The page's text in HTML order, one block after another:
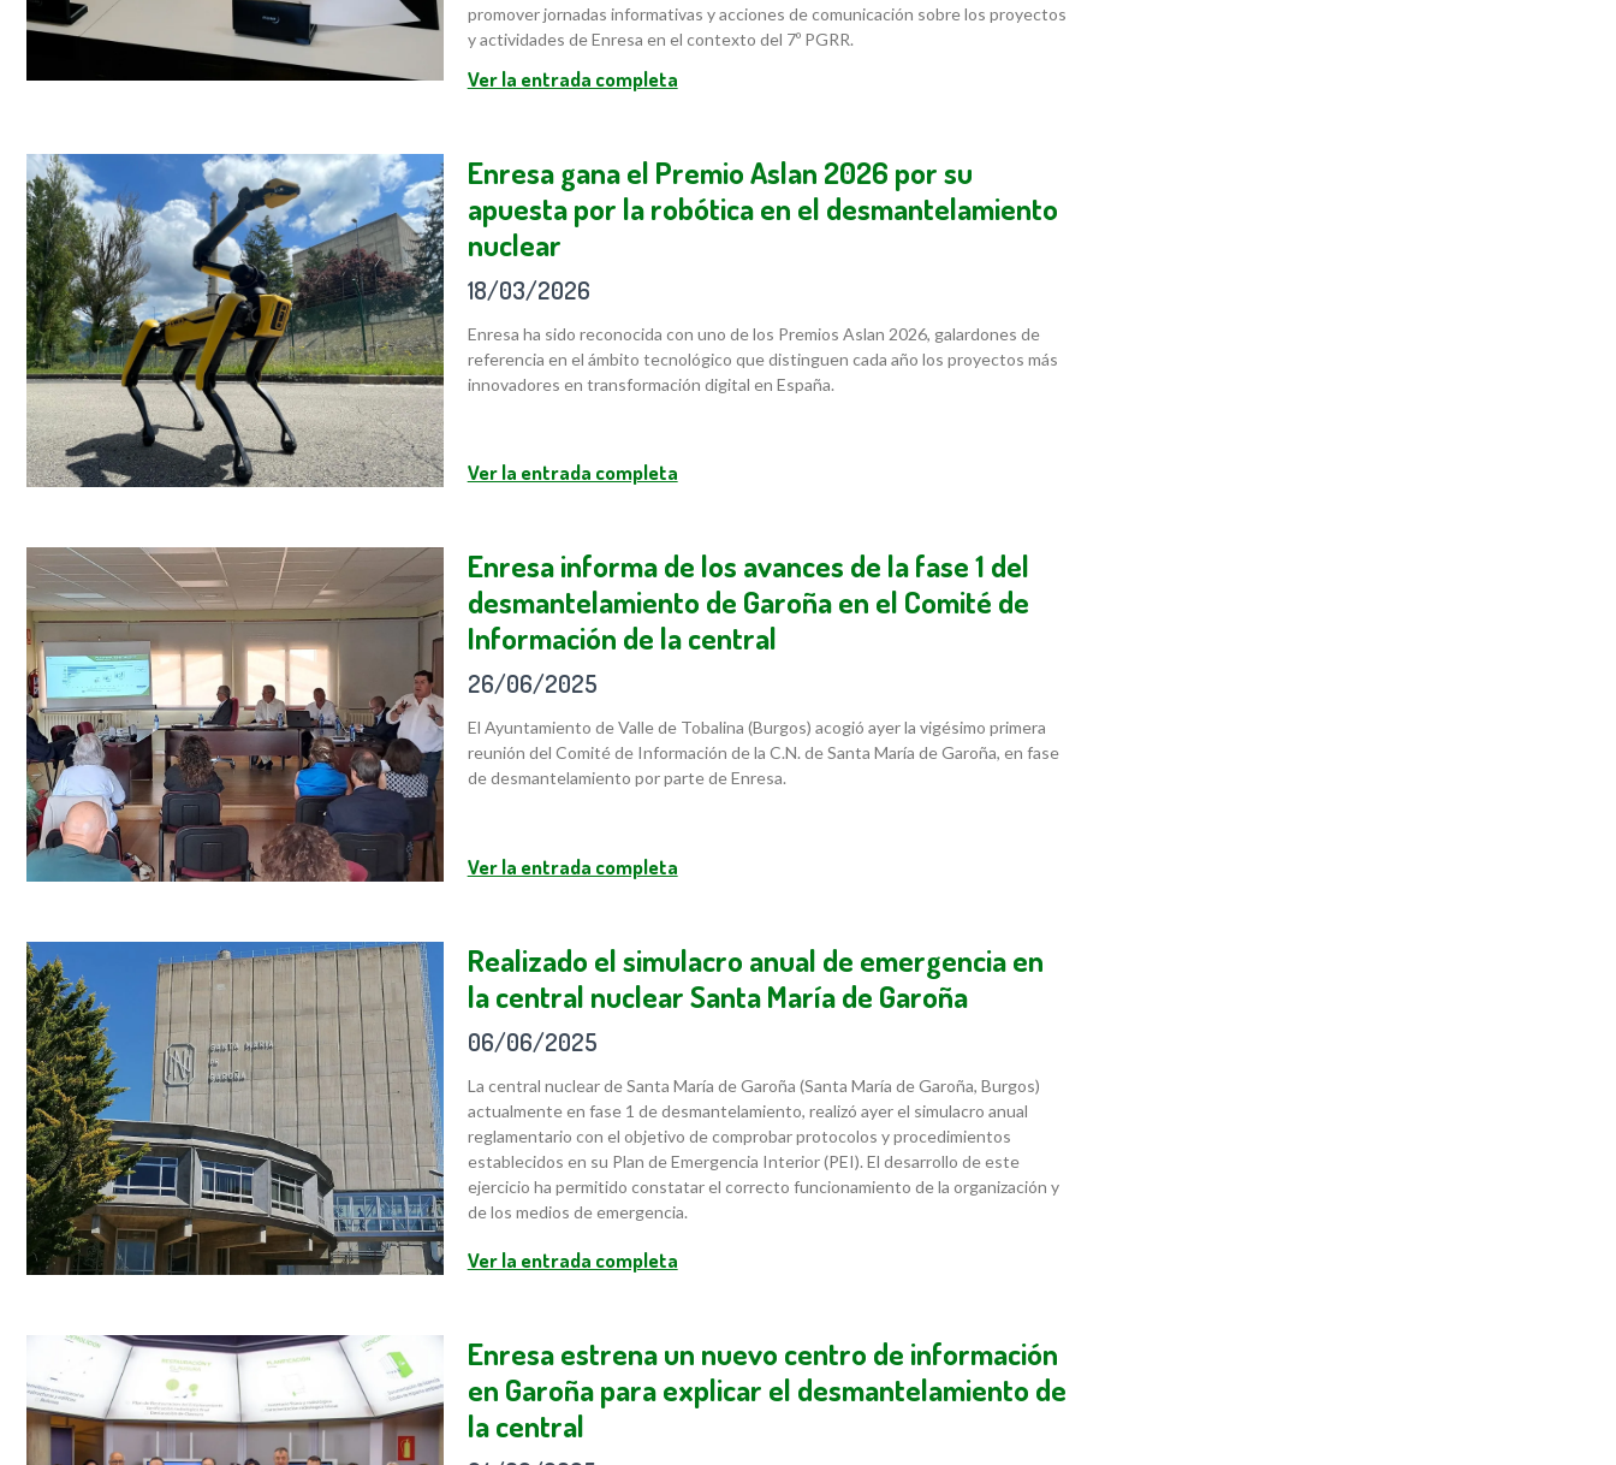
promover jornadas informativas y acciones de comunicación sobre los proyectos
y actividades de Enresa en el contexto del 7º PGRR.
Ver la entrada completa
Enresa gana el Premio Aslan 2026 por su
apuesta por la robótica en el desmantelamiento
nuclear
18/03/2026
Enresa ha sido reconocida con uno de los Premios Aslan 2026, galardones de
referencia en el ámbito tecnológico que distinguen cada año los proyectos más
innovadores en transformación digital en España.
Ver la entrada completa
Enresa informa de los avances de la fase 1 del
desmantelamiento de Garoña en el Comité de
Información de la central
26/06/2025
El Ayuntamiento de Valle de Tobalina (Burgos) acogió ayer la vigésimo primera
reunión del Comité de Información de la C.N. de Santa María de Garoña, en fase
de desmantelamiento por parte de Enresa.
Ver la entrada completa
Realizado el simulacro anual de emergencia en
la central nuclear Santa María de Garoña
06/06/2025
La central nuclear de Santa María de Garoña (Santa María de Garoña, Burgos)
actualmente en fase 1 de desmantelamiento, realizó ayer el simulacro anual
reglamentario con el objetivo de comprobar protocolos y procedimientos
establecidos en su Plan de Emergencia Interior (PEI). El desarrollo de este
ejercicio ha permitido constatar el correcto funcionamiento de la organización y
de los medios de emergencia.
Ver la entrada completa
Enresa estrena un nuevo centro de información
en Garoña para explicar el desmantelamiento de
la central